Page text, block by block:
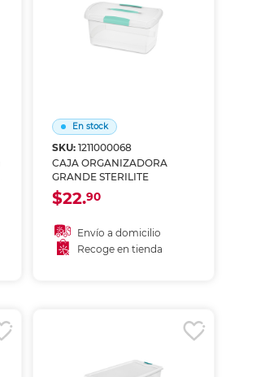
En stock
SKU: 1211000068
CAJA ORGANIZADORA
GRANDE STERILITE
$22.90
Envío a domicilio
Recoge en tienda